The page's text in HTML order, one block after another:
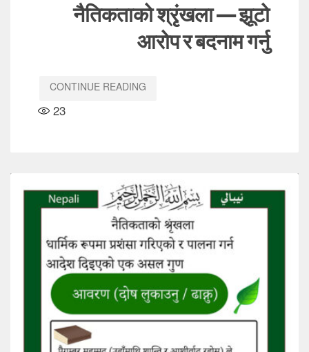
नैतिकताको श्रृंखला — झूटो
आरोप र बदनाम गर्नु
CONTINUE READING
23